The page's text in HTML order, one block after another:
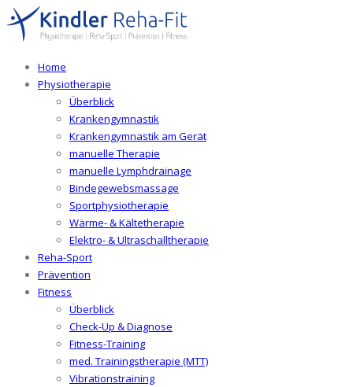
Home
Physiotherapie
Überblick
Krankengymnastik
Krankengymnastik am Gerät
manuelle Therapie
manuelle Lymphdrainage
Bindegewebsmassage
Sportphysiotherapie
Wärme- & Kältetherapie
Elektro- & Ultraschalltherapie
Reha-Sport
Prävention
Fitness
Überblick
Check-Up & Diagnose
Fitness-Training
med. Trainingstherapie (MTT)
Vibrationstraining